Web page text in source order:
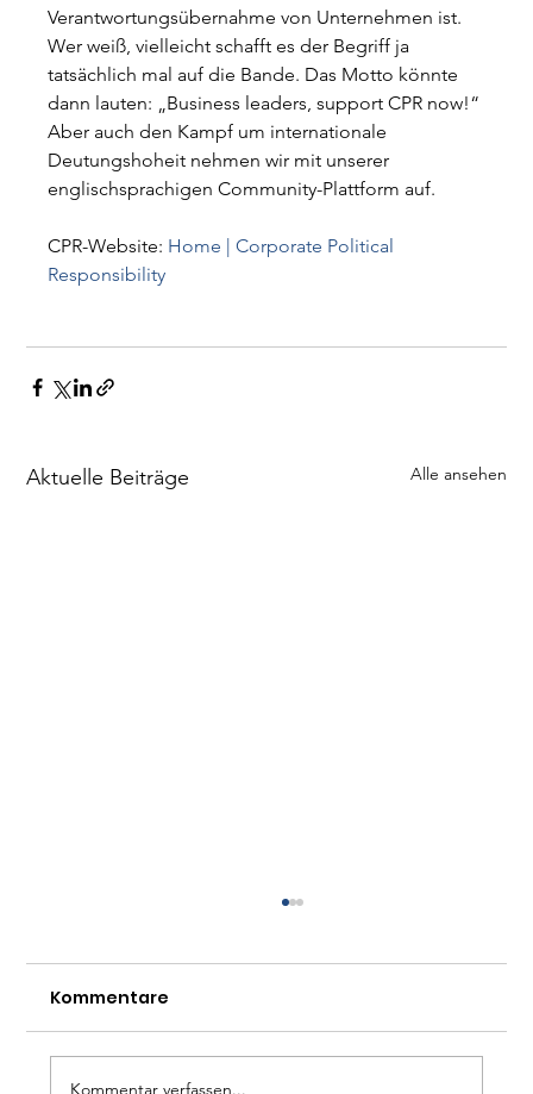
Verantwortungsübernahme von Unternehmen ist.
Wer weiß, vielleicht schafft es der Begriff ja
tatsächlich mal auf die Bande. Das Motto könnte
dann lauten: „Business leaders, support CPR now!“
Aber auch den Kampf um internationale
Deutungshoheit nehmen wir mit unserer
englischsprachigen Community-Plattform auf.
CPR-Website: Home | Corporate Political
Responsibility
Aktuelle Beiträge Alle ansehen
Kommentare
Kommentar verfassen...